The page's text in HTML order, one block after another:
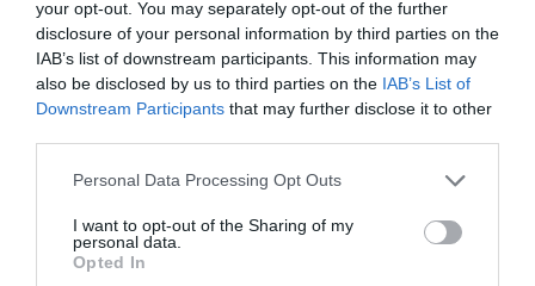
your opt-out. You may separately opt-out of the further
disclosure of your personal information by third parties on the
IAB’s list of downstream participants. This information may
also be disclosed by us to third parties on the IAB’s List of
Downstream Participants that may further disclose it to other
Please note that this website/app uses one or more Google
not limited to your visit or usage behaviour. You may click to
grant or deny consent to Google and its third-party tags to
use your data for below specified purposes in below Google
Personal Data Processing Opt Outs
I want to opt-out of the Sharing of my
personal data.
Opted In